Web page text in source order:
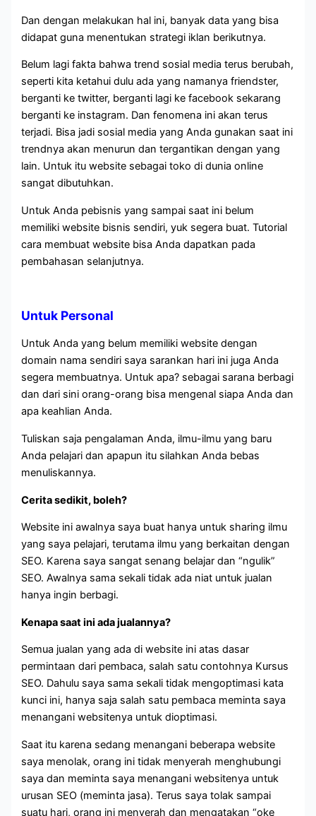
Dan dengan melakukan hal ini, banyak data yang bisa
didapat guna menentukan strategi iklan berikutnya.
Belum lagi fakta bahwa trend sosial media terus berubah,
seperti kita ketahui dulu ada yang namanya friendster,
berganti ke twitter, berganti lagi ke facebook sekarang
berganti ke instagram. Dan fenomena ini akan terus
terjadi. Bisa jadi sosial media yang Anda gunakan saat ini
trendnya akan menurun dan tergantikan dengan yang
lain. Untuk itu website sebagai toko di dunia online
sangat dibutuhkan.
Untuk Anda pebisnis yang sampai saat ini belum
memiliki website bisnis sendiri, yuk segera buat. Tutorial
cara membuat website bisa Anda dapatkan pada
pembahasan selanjutnya.
Untuk Personal
Untuk Anda yang belum memiliki website dengan
domain nama sendiri saya sarankan hari ini juga Anda
segera membuatnya. Untuk apa? sebagai sarana berbagi
dan dari sini orang-orang bisa mengenal siapa Anda dan
apa keahlian Anda.
Tuliskan saja pengalaman Anda, ilmu-ilmu yang baru
Anda pelajari dan apapun itu silahkan Anda bebas
menuliskannya.
Cerita sedikit, boleh?
Website ini awalnya saya buat hanya untuk sharing ilmu
yang saya pelajari, terutama ilmu yang berkaitan dengan
SEO. Karena saya sangat senang belajar dan “ngulik”
SEO. Awalnya sama sekali tidak ada niat untuk jualan
hanya ingin berbagi.
Kenapa saat ini ada jualannya?
Semua jualan yang ada di website ini atas dasar
permintaan dari pembaca, salah satu contohnya Kursus
SEO. Dahulu saya sama sekali tidak mengoptimasi kata
kunci ini, hanya saja salah satu pembaca meminta saya
menangani websitenya untuk dioptimasi.
Saat itu karena sedang menangani beberapa website
saya menolak, orang ini tidak menyerah menghubungi
saya dan meminta saya menangani websitenya untuk
urusan SEO (meminta jasa). Terus saya tolak sampai
suatu hari, orang ini menyerah dan mengatakan “oke